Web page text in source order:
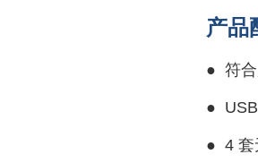
产品
● 符
●
● 4 套